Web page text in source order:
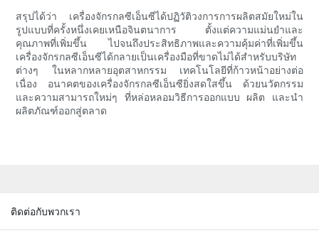
สรุปได้ว่า เครื่องจักรกลซีเอ็นซีได้ปฏิวัติวงการการผลิตสมัยใหม่ใน
รูปแบบที่ครั้งหนึ่งเคยเหนือจินตนาการ ตั้งแต่ความแม่นยำและ
คุณภาพที่เพิ่มขึ้น ไปจนถึงประสิทธิภาพและความคุ้มค่าที่เพิ่มขึ้น
เครื่องจักรกลซีเอ็นซีได้กลายเป็นเครื่องมือที่ขาดไม่ได้สำหรับบริษัท
ต่างๆ ในหลากหลายอุตสาหกรรม เทคโนโลยีที่ก้าวหน้าอย่างต่อ
เนื่อง อนาคตของเครื่องจักรกลซีเอ็นซียิ่งสดใสขึ้น ด้วยนวัตกรรม
และความสามารถใหม่ๆ ที่หล่อหลอมวิธีการออกแบบ ผลิต และนำ
ผลิตภัณฑ์ออกสู่ตลาด
ติดต่อกับพวกเรา